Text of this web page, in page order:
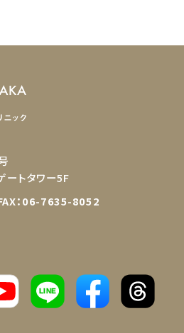
ートタワー5F
：06-7635-8052
LINE